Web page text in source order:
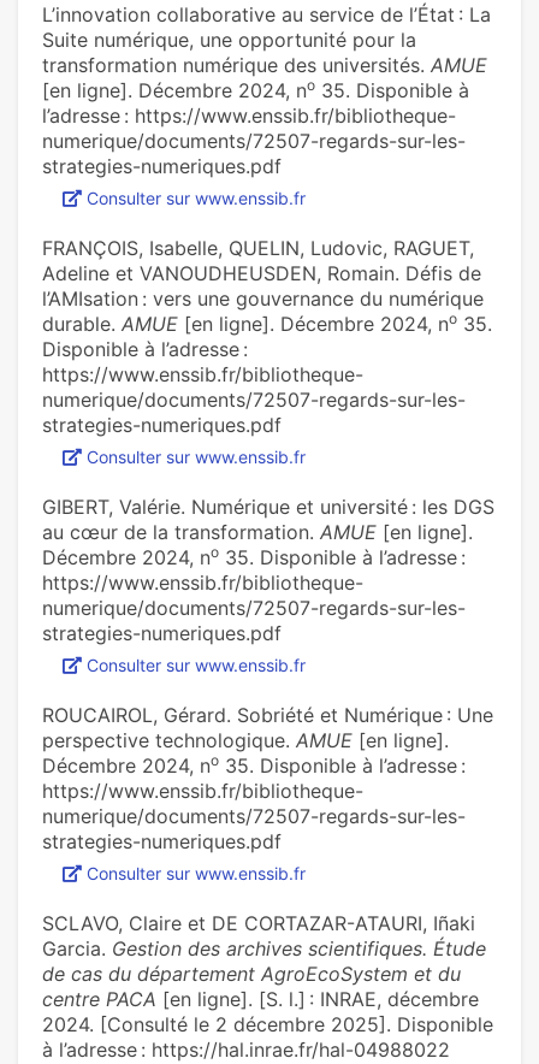
L’innovation collaborative au service de l’État : La
Suite numérique, une opportunité pour la
transformation numérique des universités. AMUE
[en ligne]. Décembre 2024, no 35. Disponible à
l’adresse : https://www.enssib.fr/bibliotheque-
numerique/documents/72507-regards-sur-les-
strategies-numeriques.pdf
Consulter sur www.enssib.fr
FRANÇOIS, Isabelle, QUELIN, Ludovic, RAGUET,
Adeline et VANOUDHEUSDEN, Romain. Défis de
l’AMIsation : vers une gouvernance du numérique
durable. AMUE [en ligne]. Décembre 2024, no 35.
Disponible à l’adresse :
https://www.enssib.fr/bibliotheque-
numerique/documents/72507-regards-sur-les-
strategies-numeriques.pdf
Consulter sur www.enssib.fr
GIBERT, Valérie. Numérique et université : les DGS
au cœur de la transformation. AMUE [en ligne].
Décembre 2024, no 35. Disponible à l’adresse :
https://www.enssib.fr/bibliotheque-
numerique/documents/72507-regards-sur-les-
strategies-numeriques.pdf
Consulter sur www.enssib.fr
ROUCAIROL, Gérard. Sobriété et Numérique : Une
perspective technologique. AMUE [en ligne].
Décembre 2024, no 35. Disponible à l’adresse :
https://www.enssib.fr/bibliotheque-
numerique/documents/72507-regards-sur-les-
strategies-numeriques.pdf
Consulter sur www.enssib.fr
SCLAVO, Claire et DE CORTAZAR-ATAURI, Iñaki
Garcia. Gestion des archives scientifiques. Étude
de cas du département AgroEcoSystem et du
centre PACA [en ligne]. [S. l.] : INRAE, décembre
2024. [Consulté le 2 décembre 2025]. Disponible
à l’adresse : https://hal.inrae.fr/hal-04988022